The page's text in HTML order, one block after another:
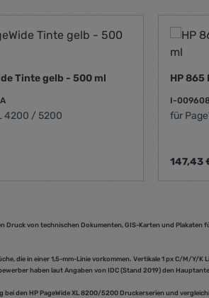
Tinte gelb - 500 ml
für PageWide XL 4200 / 5200
I-
147,43
von technischen Dokumenten, GIS-Karten und Plakaten
die in einer 1,5-mm-Linie vorkommen. Vertikale 1 px C/M/Y/K
haben laut Angaben von IDC (Stand 2019) den
den HP PageWide XL 8200/5200 Druckerserien und